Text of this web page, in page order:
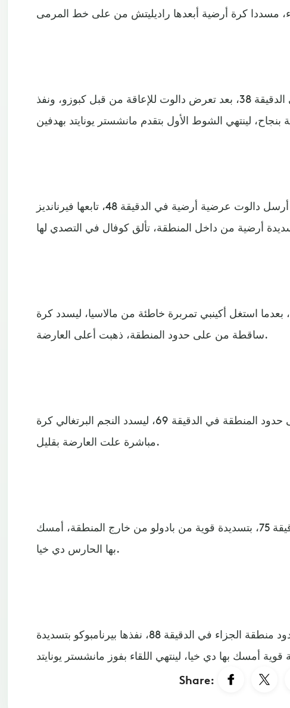
وحصل يونايتد على ركلة جزاء في الدقيقة 38، بعد تعرض دالوت للإعاقة من قبل كبوزو، ونفذ
وبدأ المانيو، الشوط الثاني بقوة بعدما أرسل دالوت عرضية أرضية في الدقيقة 48، تابعها فيرنانديز
وعاد شيريف للظهور في الدقيقة 60، بعدما استغل أكينبي تمربرة خاطئة من مالاسيا، ليسدد كرة
ساقطة من على حدود المنطقة، ذهبت أعلى العارضة.
ومهد مالاسيا، الكرة لرونالدو على حدود المنطقة في الدقيقة 69، ليسدد النجم البرتغالي كرة
مباشرة علت العارضة بقليل.
وحاول شيريف تقليص الفارق في الدقيقة 75، بتسديدة قوية من بادولو من خارج المنطقة، أمسك
بها الحارس دي خيا.
وحصل شيريف على مخالفة على حدود منطقة الجزاء في الدقيقة 88، نفذها بيرنامبوكو بتسديدة
Share: